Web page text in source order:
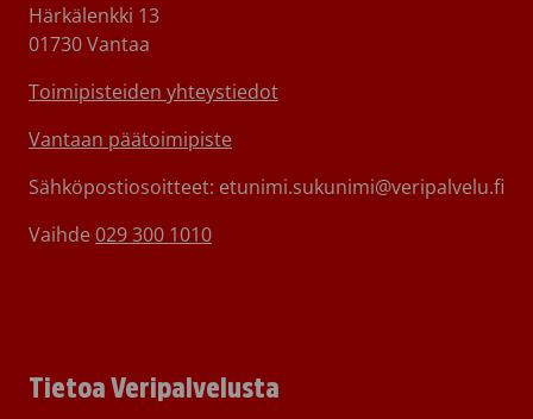
Härkälenkki 13
01730 Vantaa
Toimipisteiden yhteystiedot
Vantaan päätoimipiste
Sähköpostiosoitteet: etunimi.sukunimi@veripalvelu.fi
Vaihde 029 300 1010
Tietoa Veripalvelusta